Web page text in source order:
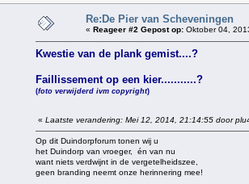
Re:De Pier van Scheveningen
« Reageer #2 Gepost op: Oktober 04,
Kwestie van de plank gemist....?
Faillissement op een kier...........?
(foto verwijderd ivm copyright)
« Laatste verandering: Mei 12, 2014, 21:14:55 door
Op dit Duindorpforum tonen wij u
het Duindorp van vroeger, én van nu
want niets verdwijnt in de vergetelheidszee,
geen branding neemt onze herinnering mee!